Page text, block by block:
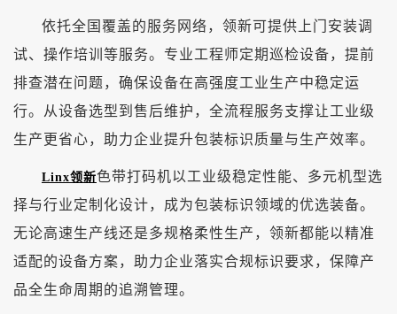
依托全国覆盖的服务网络，领新可提供上门安装调
试、操作培训等服务。专业工程师定期巡检设备，提前
排查潜在问题，确保设备在高强度工业生产中稳定运
行。从设备选型到售后维护，全流程服务支撑让工业级
生产更省心，助力企业提升包装标识质量与生产效率。
Linx领新色带打码机以工业级稳定性能、多元机型选
择与行业定制化设计，成为包装标识领域的优选装备。
无论高速生产线还是多规格柔性生产，领新都能以精准
适配的设备方案，助力企业落实合规标识要求，保障产
品全生命周期的追溯管理。